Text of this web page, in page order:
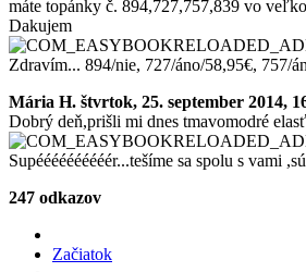
máte topánky č. 894,727,757,839 vo
Dakujem
Zdravím... 894/nie, 727/áno/58,95€, 757/
Mária H. štvrtok, 25. september 2014,
Dobrý deň,prišli mi dnes tmavomodré
Supéééééééééér...tešíme sa spolu s vami
247 odkazov
Začiatok